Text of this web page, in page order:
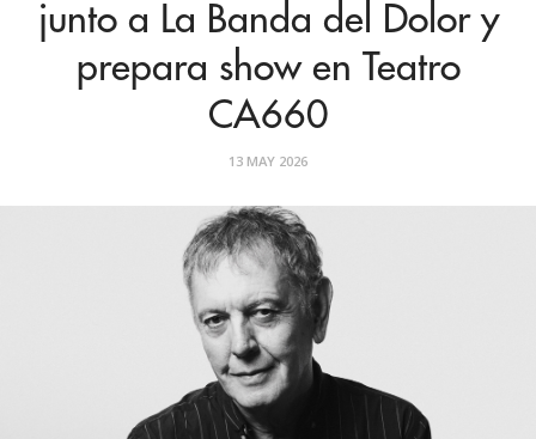
junto a La Banda del Dolor y
prepara show en Teatro
CA660
13 MAY 2026